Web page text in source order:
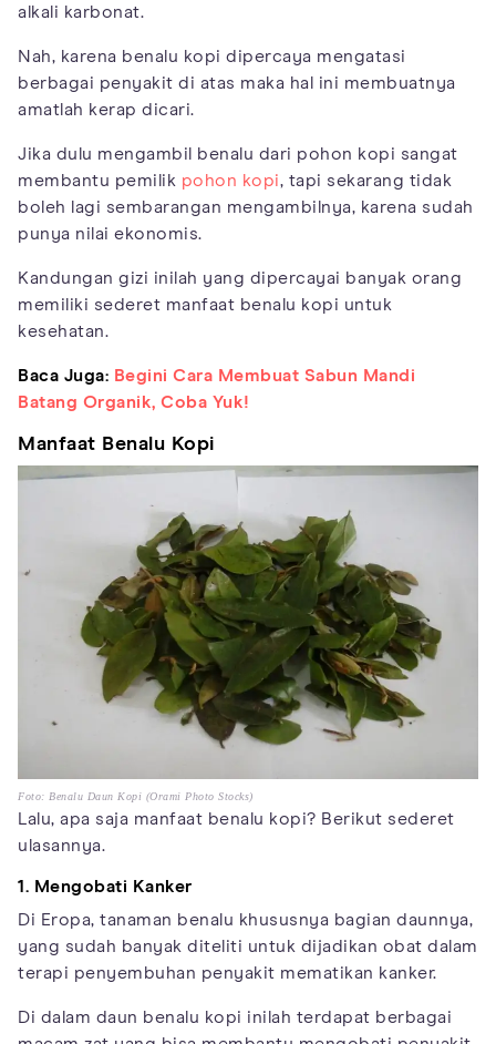
alkali karbonat.
Nah, karena benalu kopi dipercaya mengatasi
berbagai penyakit di atas maka hal ini membuatnya
amatlah kerap dicari.
Jika dulu mengambil benalu dari pohon kopi sangat
membantu pemilik pohon kopi, tapi sekarang tidak
boleh lagi sembarangan mengambilnya, karena sudah
punya nilai ekonomis.
Kandungan gizi inilah yang dipercayai banyak orang
memiliki sederet manfaat benalu kopi untuk
kesehatan.
Baca Juga: Begini Cara Membuat Sabun Mandi
Batang Organik, Coba Yuk!
Manfaat Benalu Kopi
Foto: Benalu Daun Kopi (Orami Photo Stocks)
Lalu, apa saja manfaat benalu kopi? Berikut sederet
ulasannya.
1. Mengobati Kanker
Di Eropa, tanaman benalu khususnya bagian daunnya,
yang sudah banyak diteliti untuk dijadikan obat dalam
terapi penyembuhan penyakit mematikan kanker.
Di dalam daun benalu kopi inilah terdapat berbagai